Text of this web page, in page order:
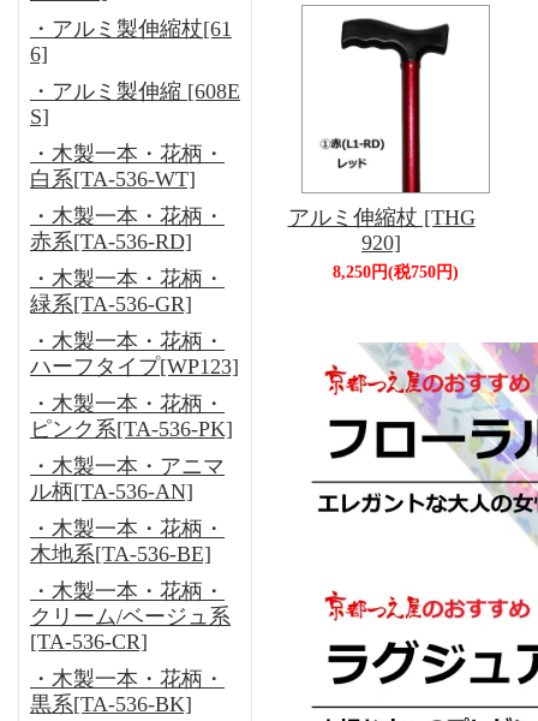
・アルミ製伸縮杖[61
6]
・アルミ製伸縮 [608E
S]
・木製一本・花柄・
白系[TA-536-WT]
・木製一本・花柄・
赤系[TA-536-RD]
・木製一本・花柄・
緑系[TA-536-GR]
・木製一本・花柄・
ハーフタイプ[WP123]
・木製一本・花柄・
ピンク系[TA-536-PK]
・木製一本・アニマ
ル柄[TA-536-AN]
・木製一本・花柄・
木地系[TA-536-BE]
・木製一本・花柄・
クリーム/ベージュ系
[TA-536-CR]
・木製一本・花柄・
黒系[TA-536-BK]
アルミ伸縮杖 [THG
920]
8,250円(税750円)